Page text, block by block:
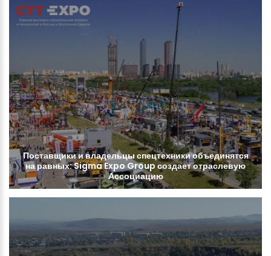
Поставщикиивладельцы спецтехникиобъединятся
наравных:SigmaExpo Group создаетотраслевую
Ассоциацию